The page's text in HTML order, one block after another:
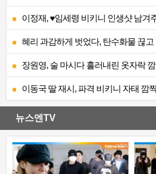
이정재, ♥임세령 비키니 인생샷 남
혜리 과감하게 벗었다, 탄수화물 끊고
장원영, 술 마시다 흘러내린 옷자락
이동국 딸 재시, 파격 비키니 자태 깜
뉴스엔TV